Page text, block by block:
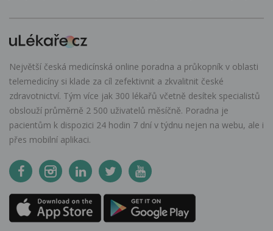
Největší česká medicínská online poradna a průkopník v oblasti
telemedicíny si klade za cíl zefektivnit a zkvalitnit české
zdravotnictví. Tým více jak 300 lékařů včetně desítek specialistů
obslouží průměrně 2 500 uživatelů měsíčně. Poradna je
pacientům k dispozici 24 hodin 7 dní v týdnu nejen na webu, ale i
přes mobilní aplikaci.